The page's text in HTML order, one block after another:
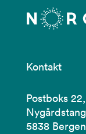
Kontakt
Postboks 22,
5838 Bergen